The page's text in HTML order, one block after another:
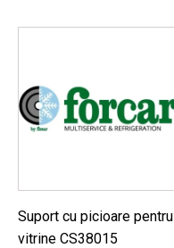
Suport cu picioare pentru
vitrine CS38015